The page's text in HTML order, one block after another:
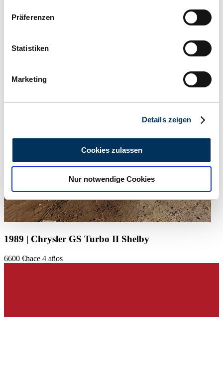
Informationen über Ihre geografische Lage
können
bestimmten Merkmalen (Fingerprinting) identifizieren
Erfahren Sie mehr darüber, wie Ihre persönlichen Daten
analysieren. Außerdem geben wir Informationen zu Ihrer
Verwendung unserer Website an unsere Partner für
soziale Medien, Werbung und Analysen weiter. Unsere
Partner führen diese Informationen möglicherweise mit
weiteren Daten zusammen, die Sie ihnen bereitgestellt
gesammelt haben.Datenschutzerklärung
Präferenzen
Statistiken
Marketing
Details zeigen
Cookies zulassen
Nur notwendige Cookies
Vendedor
1989 | Chrysler GS Turbo II Shelby
6600 €hace 4 años